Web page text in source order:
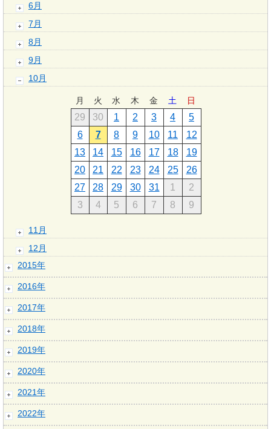
6月
7月
8月
9月
10月
月 火 水 木 金 土 日
29 30 1 2 3 4
5
6
7 8 9 10 11
12
13
14 15 16 17 18
19
20
21 22 23 24 25
26
27
28 29 30 31 1
2
3
4 5 6 7 8 9
11月
12月
2015年
2016年
2017年
2018年
2019年
2020年
2021年
2022年